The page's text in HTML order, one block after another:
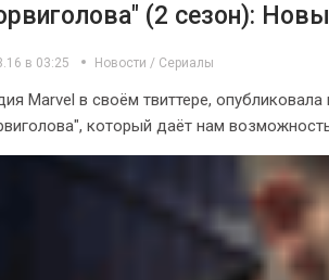
(2 сезон):
в 03:25 Новости / Сериалы
Marvel в своём твиттере,
который даёт нам